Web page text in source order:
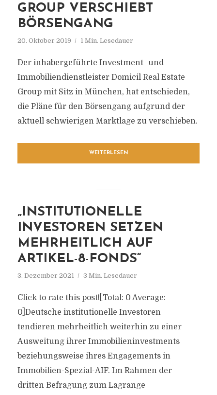
GROUP VERSCHIEBT
BÖRSENGANG
20. Oktober 2019 1 Min. Lesedauer
Der inhabergeführte Investment- und
Immobiliendienstleister Domicil Real Estate
Group mit Sitz in München, hat entschieden,
die Pläne für den Börsengang aufgrund der
aktuell schwierigen Marktlage zu verschieben.
WEITERLESEN
„INSTITUTIONELLE
INVESTOREN SETZEN
MEHRHEITLICH AUF
ARTIKEL-8-FONDS“
3. Dezember 2021 3 Min. Lesedauer
Click to rate this post![Total: 0 Average:
0]Deutsche institutionelle Investoren
tendieren mehrheitlich weiterhin zu einer
Ausweitung ihrer Immobilieninvestments
beziehungsweise ihres Engagements in
Immobilien-Spezial-AIF. Im Rahmen der
dritten Befragung zum Lagrange